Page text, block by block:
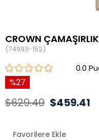
CROWN ÇAMAŞIRLIK
(74993-152)
0.0
27
$629.40 $459.41
Favorilere Ekle